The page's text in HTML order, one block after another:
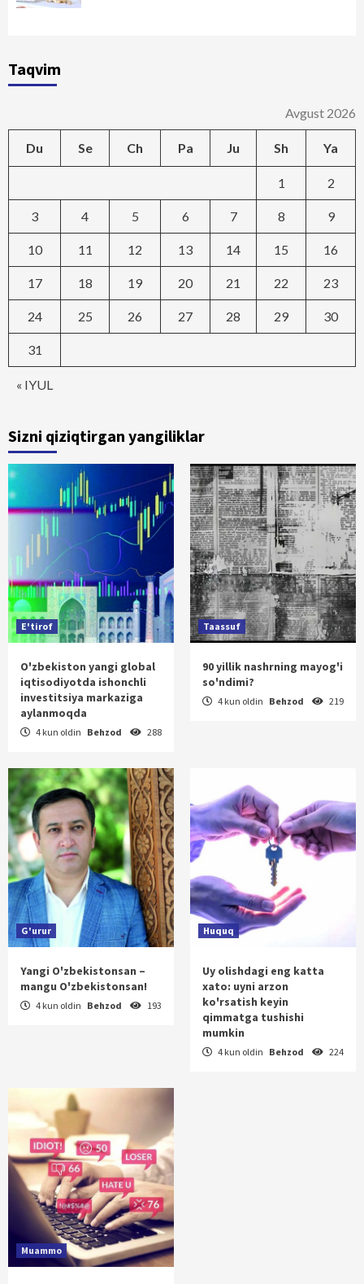
Taqvim
Avgust 2026
Du Se Ch Pa Ju Sh Ya
« IYUL
1 2
3 4 5 6 7 8 9
10 11 12 13 14 15 16
17 18 19 20 21 22 23
24 25 26 27 28 29 30
31
Sizni qiziqtirgan yangiliklar
E'tirof
O'zbekiston yangi global
iqtisodiyotda ishonchli
investitsiya markaziga
aylanmoqda
4 kun oldin Behzod 288
Taassuf
90 yillik nashrning mayog'i
so'ndimi?
4 kun oldin Behzod 219
G'urur
Yangi O'zbekistonsan –
mangu O'zbekistonsan!
4 kun oldin Behzod 193
Huquq
Uy olishdagi eng katta
xato: uyni arzon
ko'rsatish keyin
qimmatga tushishi
mumkin
4 kun oldin Behzod 224
Muammo